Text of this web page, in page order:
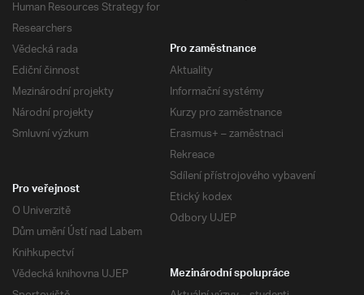
Human Resources Strategy for
Researchers
Vědecká rada
Ediční činnost
Mezinárodní projekty
Národní projekty
Smluvní výzkum
Pro zaměstnance
Aktuality
Informační systémy
Kurzy pro zaměstnance
Erasmus+ – zaměstnaci
Rekreace
Sdílení přístrojového vybavení
Etický kodex
Odbory UJEP
Pro veřejnost
O Univerzitě
Dům umění Ústí nad Labem
Knihkupectví
Vědecká knihovna UJEP
Mezinárodní spolupráce